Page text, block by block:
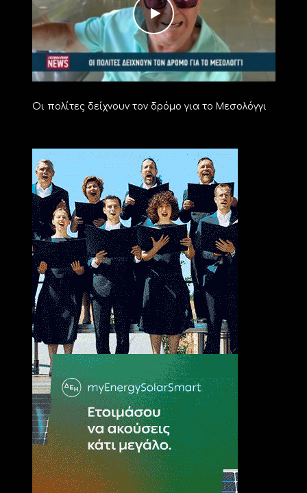
Οι πολίτες δείχνουν τον δρόμο για το Μεσολόγγι